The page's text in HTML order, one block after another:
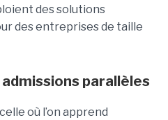
des solutions
des entreprises de taille
parallèles
où l’on apprend